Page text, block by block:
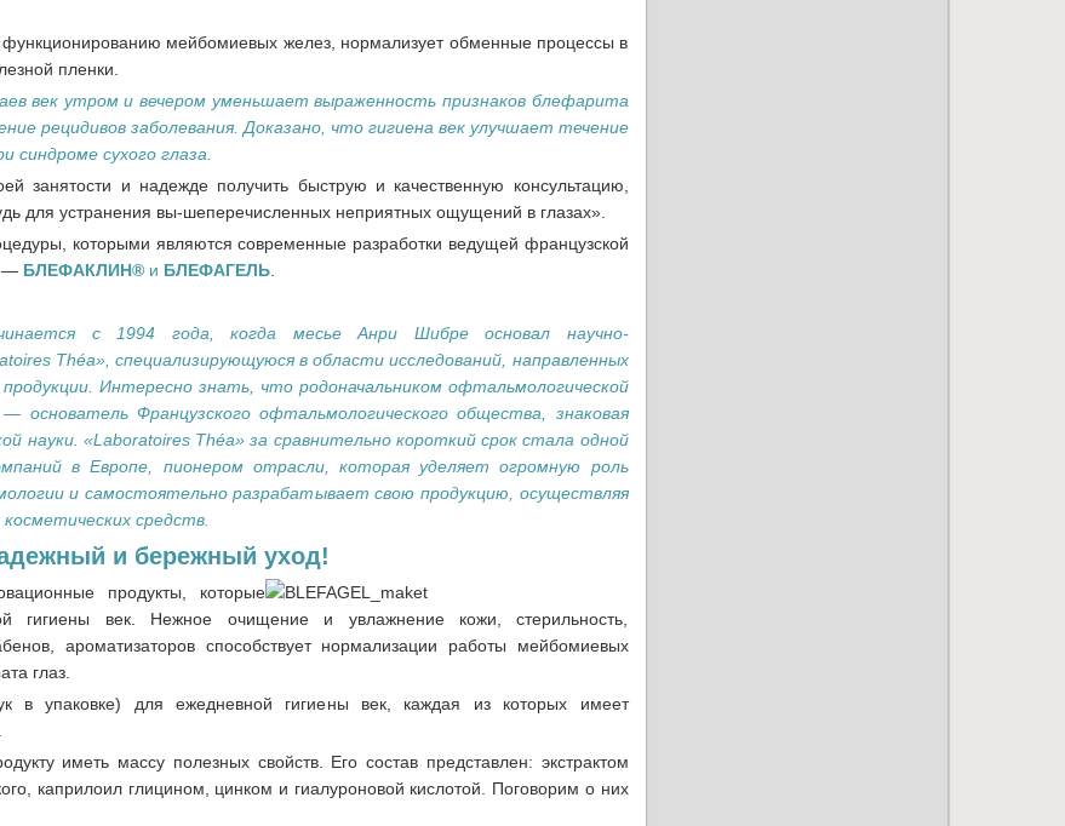
функционированию мейбомиевых желез, нормализует обменные процессы в
пленки.
век утром и вечером уменьшает выраженность признаков блефарита
рецидивов заболевания. Доказано, что гигиена век улучшает течение
синдроме сухого глаза.
занятости и надежде получить быструю и качественную консультацию,
для устранения вы-шеперечисленных неприятных ощущений в глазах».
которыми являются современные разработки ведущей французской
— БЛЕФАКЛИН® и БЛЕФАГЕЛЬ.
с 1994 года, когда месье Анри Шибре основал научно-
Théa», специализирующуюся в области исследований, направленных
Интересно знать, что родоначальником офтальмологической
Французского офтальмологического общества, знаковая
науки. «Laboratoires Théa» за сравнительно короткий срок стала одной
в Европе, пионером отрасли, которая уделяет огромную роль
и самостоятельно разрабатывает свою продукцию, осуществляя
средств.
и бережный уход!
продукты, которые
гигиены век. Нежное очищение и увлажнение кожи, стерильность,
ароматизаторов способствует нормализации работы мейбомиевых
глаз.
упаковке) для ежедневной гигиены век, каждая из которых имеет
иметь массу полезных свойств. Его состав представлен: экстрактом
каприлоил глицином, цинком и гиалуроновой кислотой. Поговорим о них